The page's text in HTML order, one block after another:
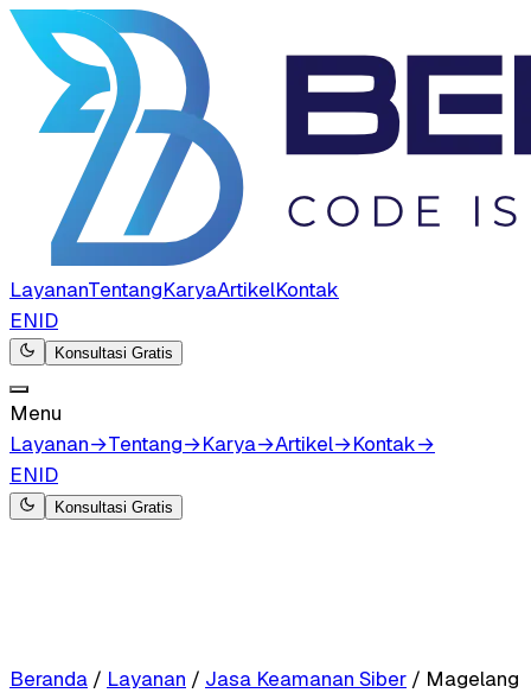
LayananTentangKaryaArtikelKontak
ENID
Konsultasi Gratis
Menu
Layanan→Tentang→Karya→Artikel→Kontak→
ENID
Konsultasi Gratis
Beranda / Layanan / Jasa Keamanan Siber / Magelang